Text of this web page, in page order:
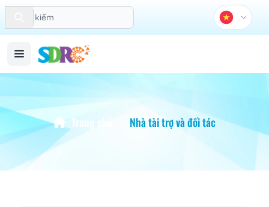
Trang chủ Nhà tài trợ và đối tác